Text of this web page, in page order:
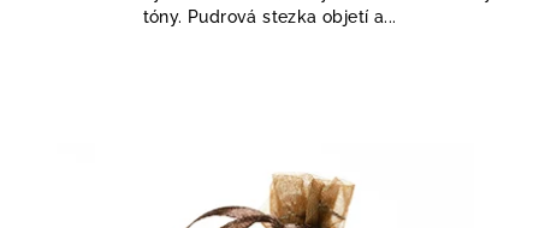
tóny. Pudrová stezka objetí a...